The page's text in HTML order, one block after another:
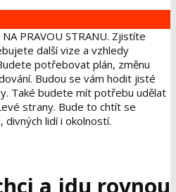
PRAVOU STRANU. Zjistíte
další vize a vzhledy
potřebovat plán, změnu
Budou se vám hodit jisté
Také budete mít potřebu udělat
strany. Bude to chtít se
lidí i okolností.
a jdu rovnou